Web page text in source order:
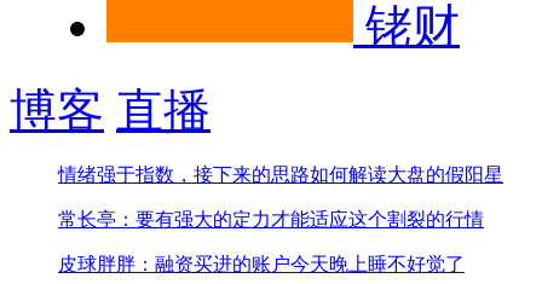
铑财
博客 直播
情绪强于指数，接下来的思路如何解读大盘的假阳星
常长亭：要有强大的定力才能适应这个割裂的行情
皮球胖胖：融资买进的账户今天晚上睡不好觉了